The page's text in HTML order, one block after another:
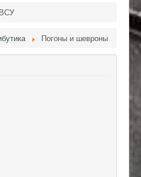
Погоны и шевроны